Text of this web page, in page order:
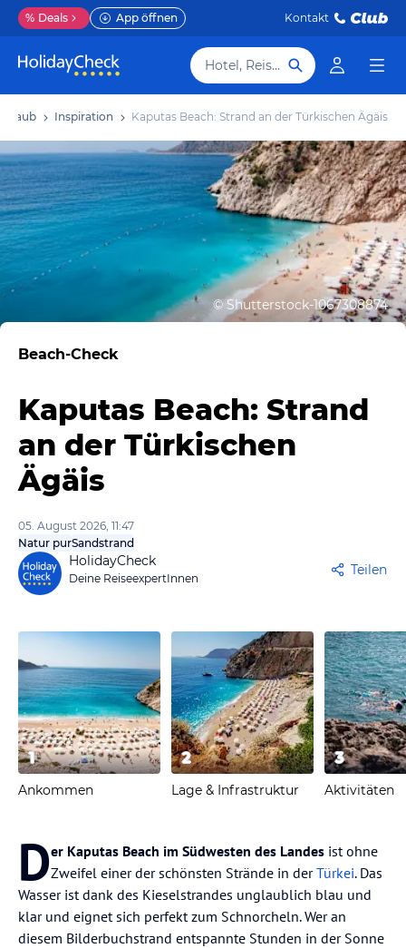
% Deals App öffnen Kontakt
Hotel, Reiseziel
Inspiration Kaputas Beach: Strand an der Türkischen Ägäis
© Shutterstock-1067308874
Beach-Check
Kaputas Beach: Strand
an der Türkischen
Ägäis
05. August 2026, 11:47
Natur purSandstrand
HolidayCheck
Deine ReiseexpertInnen
Teilen
1
Ankommen
2
Lage & Infrastruktur
3
Aktivitäten
Der Kaputas Beach im Südwesten des Landes ist ohne
Zweifel einer der schönsten Strände in derTürkei. Das
Wasser ist dank des Kieselstrandes unglaublich blau und
klar und eignet sich perfekt zum Schnorcheln. Wer an
diesem Bilderbuchstrand entspannte Stunden in der Sonne